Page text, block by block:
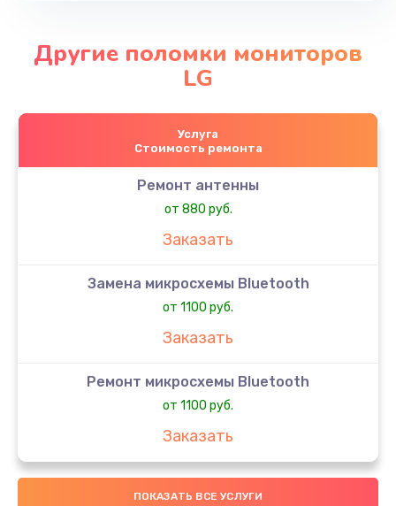
Другие поломки мониторов
LG
Услуга
Стоимость ремонта
Ремонт антенны
от 880 руб.
Заказать
Замена микросхемы Bluetooth
от 1100 руб.
Заказать
Ремонт микросхемы Bluetooth
от 1100 руб.
Заказать
Ремонт разъема зарядки
ПОКАЗАТЬ ВСЕ УСЛУГИ